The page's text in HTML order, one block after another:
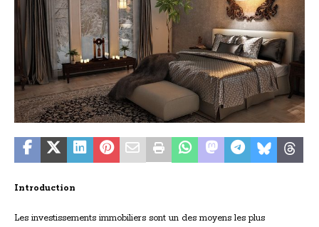
Introduction
Les investissements immobiliers sont un des moyens les plus